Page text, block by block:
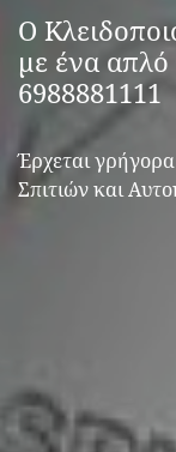
Ο
με ένα
6988881111
Έρχεται
Σπιτιών και